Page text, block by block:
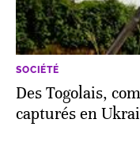
SOCIÉTÉ
Des Togolais,
capturés en